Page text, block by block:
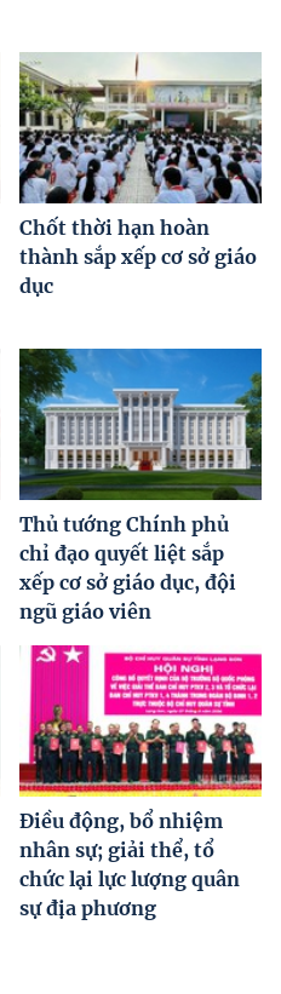
Chốt thời hạn hoàn
thành sắp xếp cơ sở giáo
dục
Thủ tướng Chính phủ
chỉ đạo quyết liệt sắp
xếp cơ sở giáo dục, đội
ngũ giáo viên
Điều động, bổ nhiệm
nhân sự; giải thể, tổ
chức lại lực lượng quân
sự địa phương